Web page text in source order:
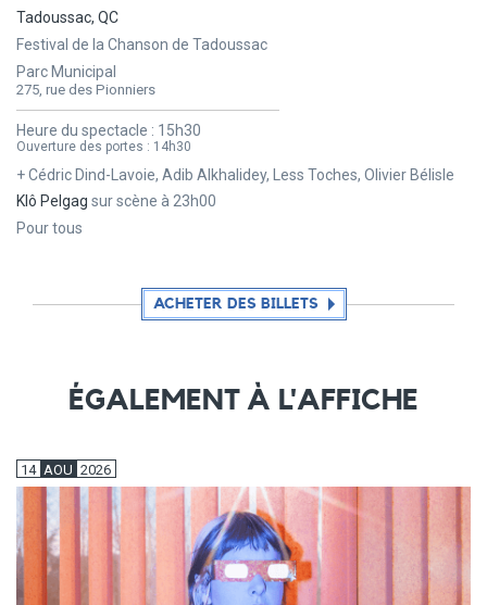
Tadoussac, QC
Festival de la Chanson de Tadoussac
Parc Municipal
275, rue des Pionniers
Heure du spectacle : 15h30
Ouverture des portes : 14h30
+ Cédric Dind-Lavoie, Adib Alkhalidey, Less Toches, Olivier Bélisle
Klô Pelgag sur scène à 23h00
Pour tous
ACHETER DES BILLETS
ÉGALEMENT À L'AFFICHE
14 AOU 2026